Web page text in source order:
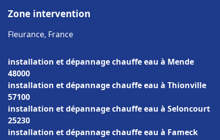
Zone intervention
Fleurance, France
installation et dépannage chauffe eau à Mende
48000
installation et dépannage chauffe eau à Thionville
57100
installation et dépannage chauffe eau à Seloncourt
25230
installation et dépannage chauffe eau à Fameck